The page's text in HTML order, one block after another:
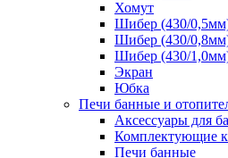
Хомут
Шибер (430/
Шибер (430/
Шибер (430/
Экран
Юбка
Печи банные и
Аксессуары для
Комплектующие
Печи банные